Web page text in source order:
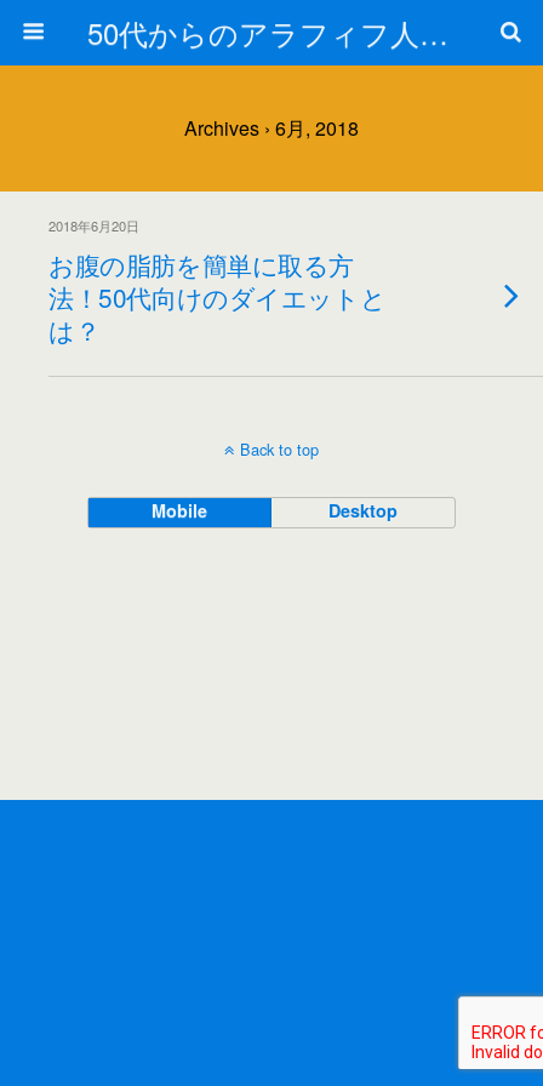
50代からのアラフィフ人生の楽しみ方
Archives › 6月, 2018
2018年6月20日
お腹の脂肪を簡単に取る方
法！50代向けのダイエットと
は？
Back to top
Mobile Desktop